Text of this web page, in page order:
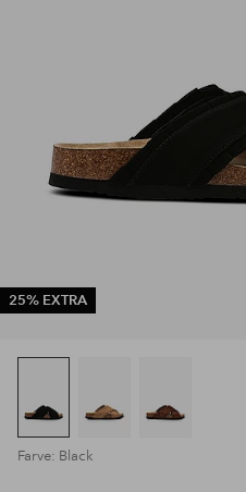
25% EXTRA
Farve: Black